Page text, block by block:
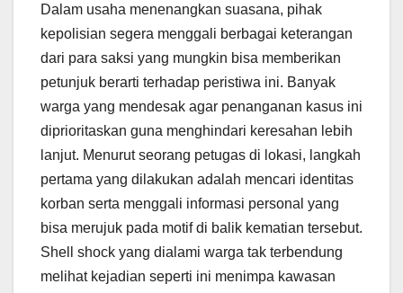
Dalam usaha menenangkan suasana, pihak
kepolisian segera menggali berbagai keterangan
dari para saksi yang mungkin bisa memberikan
petunjuk berarti terhadap peristiwa ini. Banyak
warga yang mendesak agar penanganan kasus ini
diprioritaskan guna menghindari keresahan lebih
lanjut. Menurut seorang petugas di lokasi, langkah
pertama yang dilakukan adalah mencari identitas
korban serta menggali informasi personal yang
bisa merujuk pada motif di balik kematian tersebut.
Shell shock yang dialami warga tak terbendung
melihat kejadian seperti ini menimpa kawasan